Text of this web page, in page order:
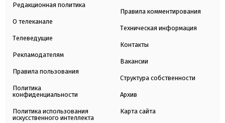
Редакционная политика
О телеканале
Телеведущие
Рекламодателям
Правила пользования
Политика
конфиденциальности
Политика использования
искусственного интеллекта
Правила комментирования
Техническая информация
Контакты
Вакансии
Структура собственности
Архив
Карта сайта